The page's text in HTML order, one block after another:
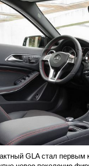
GLA стал первым